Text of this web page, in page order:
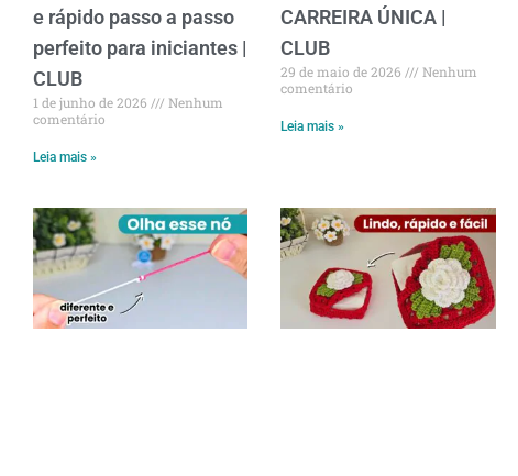
e rápido passo a passo
perfeito para iniciantes |
CLUB
1 de junho de 2026
Nenhum
comentário
Leia mais »
CARREIRA ÚNICA |
CLUB
29 de maio de 2026
Nenhum
comentário
Leia mais »